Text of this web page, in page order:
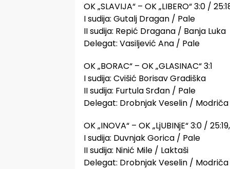
OK „SLAVIJA“ – OK „LIBERO“ 3:0 /
I sudija: Gutalj Dragan / Pale
II sudija: Repić Dragana / Banja Luka
Delegat: Vasiljević Ana / Pale
OK „BORAC“ – OK „GLASINAC“ 3:1
I sudija: Cvišić Borisav Gradiška
II sudija: Furtula Srđan / Pale
Delegat: Drobnjak Veselin / Modriča
OK „INOVA“ – OK „LjUBINjE“ 3:0 /
I sudija: Duvnjak Gorica / Pale
II sudija: Ninić Mile / Laktaši
Delegat: Drobnjak Veselin / Modriča